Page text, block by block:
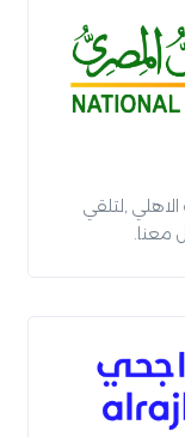
,لتلقي
معنا.